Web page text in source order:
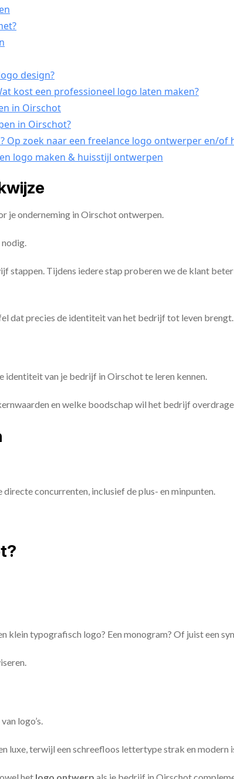
design?
kost een professioneel logo laten maken?
in Oirschot
in Oirschot?
Op zoek naar een freelance logo ontwerper en/
logo maken & huisstijl ontwerpen
je onderneming in Oirschot ontwerpen.
stappen. Tijdens iedere stap proberen we de klant
dat precies de identiteit van het bedrijf tot leven brengt.
identiteit van je bedrijf in Oirschot te leren kennen.
en welke boodschap wil het bedrijf
directe concurrenten, inclusief de plus- en minpunten.
klein typografisch logo? Een monogram? Of juist een
logo’s.
luxe, terwijl een schreefloos lettertype strak en modern